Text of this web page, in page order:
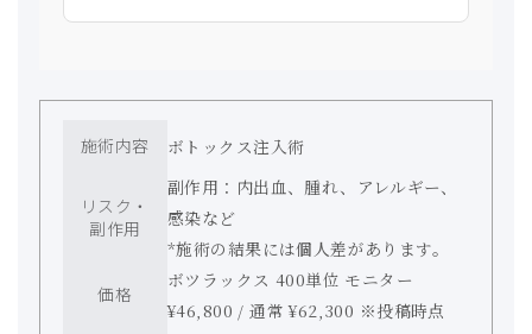
施術内容 ボトックス注入術
リスク・
副作用
副作用：内出血、腫れ、アレルギー、
感染など
*施術の結果には個人差があります。
価格
ボツラックス 400単位 モニター
¥46,800 / 通常 ¥62,300 ※投稿時点